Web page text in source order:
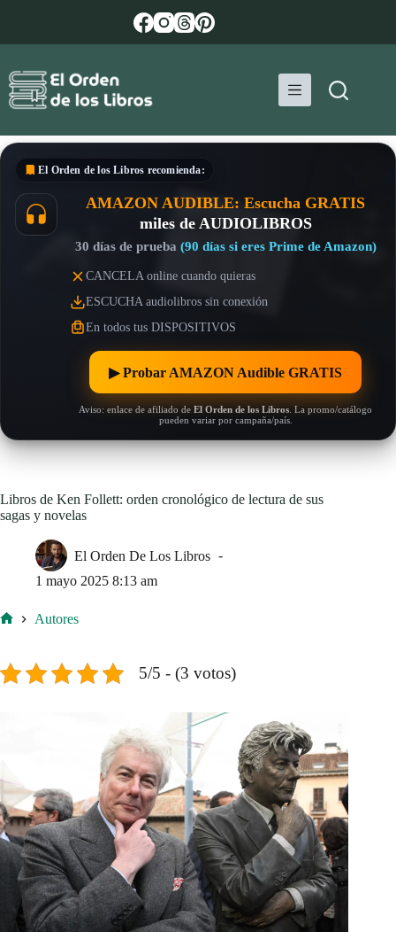
El Orden de los Libros recomienda:
AMAZON AUDIBLE: Escucha GRATIS
miles de AUDIOLIBROS
30 días de prueba (90 días si eres Prime de Amazon)
CANCELA online cuando quieras
ESCUCHA audiolibros sin conexión
En todos tus DISPOSITIVOS
▶︎ Probar AMAZON Audible GRATIS
Aviso: enlace de afiliado de El Orden de los Libros . La promo/catálogo
pueden variar por campaña/país.
Libros de Ken Follett: orden cronológico de lectura de sus
sagas y novelas
El Orden De Los Libros
1 mayo 2025 8:13 am
Autores
5/5 - (3 votos)